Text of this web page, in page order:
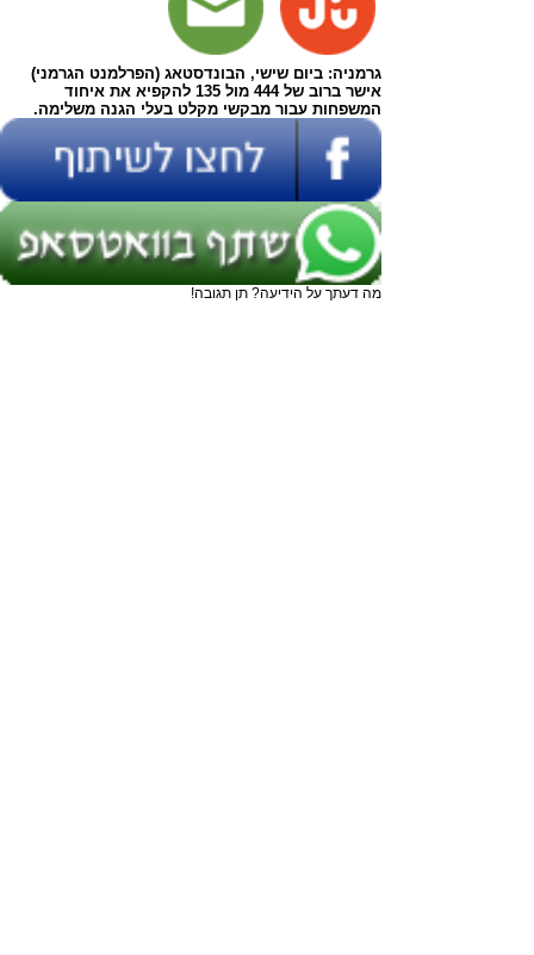
גרמניה: ביום שישי, הבונדסטאג (הפרלמנט הגרמני)
אישר ברוב של 444 מול 135 להקפיא את איחוד
המשפחות עבור מבקשי מקלט בעלי הגנה משלימה.
מה דעתך על הידיעה? תן תגובה!